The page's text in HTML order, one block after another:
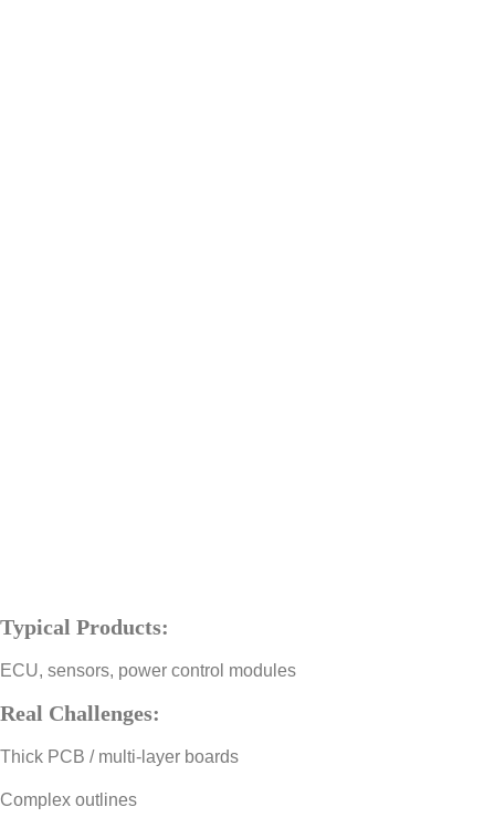
Typical Products:
ECU, sensors, power control modules
Real Challenges:
Thick PCB / multi-layer boards
Complex outlines